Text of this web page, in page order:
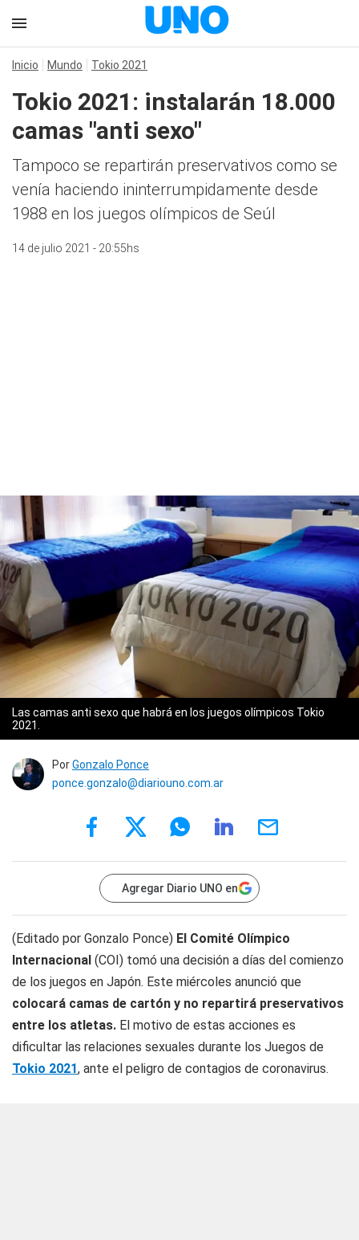
Inicio Mundo Tokio 2021
Tokio 2021: instalarán 18.000
camas "anti sexo"
Tampoco se repartirán preservativos como se
venía haciendo ininterrumpidamente desde
1988 en los juegos olímpicos de Seúl
14 de julio 2021 - 20:55hs
Las camas anti sexo que habrá en los juegos olímpicos Tokio
2021.
PorGonzalo Ponce
ponce.gonzalo@diariouno.com.ar
Agregar Diario UNO en
(Editado por Gonzalo Ponce) El Comité Olímpico
Internacional (COI) tomó una decisión a días del comienzo
de los juegos en Japón. Este miércoles anunció que
colocará camas de cartón y no repartirá preservativos
entre los atletas. El motivo de estas acciones es
dificultar las relaciones sexuales durante los Juegos de
Tokio 2021, ante el peligro de contagios de coronavirus.